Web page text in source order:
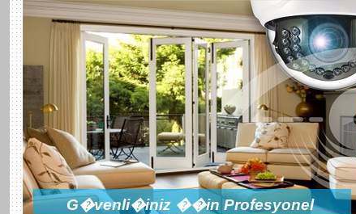
G�venli�iniz ��in Profesyonel